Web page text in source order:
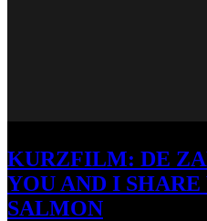
KURZFILM: DE
YOU AND I
SALMON